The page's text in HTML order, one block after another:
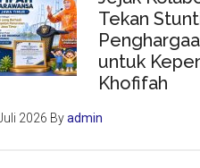
Tekan
untuk
Khofifah
2026 Byadmin